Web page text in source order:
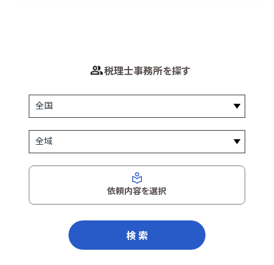
税理士事務所を探す
依頼内容を選択
検 索